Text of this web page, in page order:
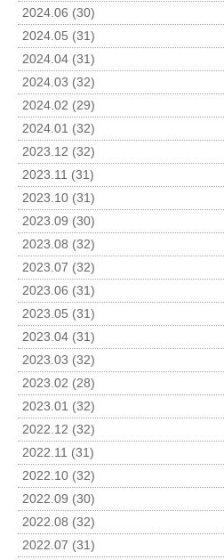
2024.06 (30)
2024.05 (31)
2024.04 (31)
2024.03 (32)
2024.02 (29)
2024.01 (32)
2023.12 (32)
2023.11 (31)
2023.10 (31)
2023.09 (30)
2023.08 (32)
2023.07 (32)
2023.06 (31)
2023.05 (31)
2023.04 (31)
2023.03 (32)
2023.02 (28)
2023.01 (32)
2022.12 (32)
2022.11 (31)
2022.10 (32)
2022.09 (30)
2022.08 (32)
2022.07 (31)